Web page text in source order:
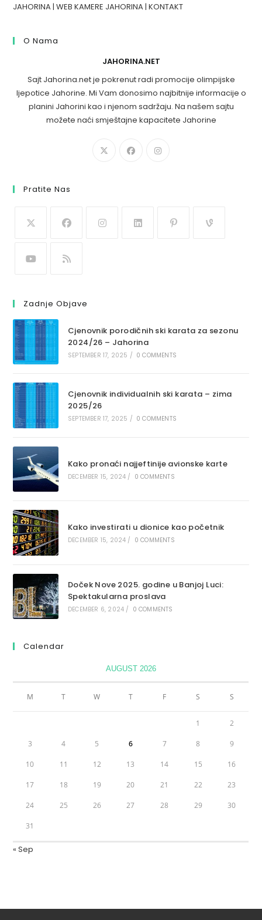
JAHORINA|WEB KAMERE JAHORINA|KONTAKT
O Nama
JAHORINA.NET
Sajt Jahorina.net je pokrenut radi promocije olimpijske
ljepotice Jahorine. Mi Vam donosimo najbitnije informacije o
planini Jahorini kao i njenom sadržaju. Na našem sajtu
možete naći smještajne kapacitete Jahorine
Pratite Nas
Zadnje Objave
Cjenovnik porodičnih ski karata za sezonu
2024/26 – Jahorina
SEPTEMBER 17, 2025 / 0 COMMENTS
Cjenovnik individualnih ski karata – zima
2025/26
SEPTEMBER 17, 2025 / 0 COMMENTS
Kako pronaći najjeftinije avionske karte
DECEMBER 15, 2024 / 0 COMMENTS
Kako investirati u dionice kao početnik
DECEMBER 15, 2024 / 0 COMMENTS
Doček Nove 2025. godine u Banjoj Luci:
Spektakularna proslava
DECEMBER 6, 2024 / 0 COMMENTS
Calendar
AUGUST 2026
M T W T F S S
1 2
3 4 5 6 7 8 9
10 11 12 13 14 15 16
17 18 19 20 21 22 23
24 25 26 27 28 29 30
31
« Sep